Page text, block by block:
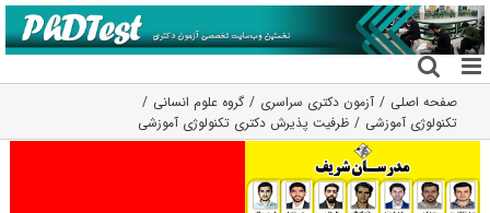
رفتن
به
محتوا
صفحه اصلی آزمون دکتری سراسری
گروه علوم انسانی
تکنولوژی آموزشی
ظرفیت پذیرش دکتری تکنولوژی آموزشی